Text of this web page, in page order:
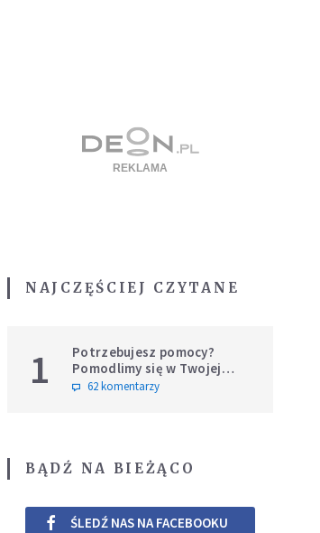
NAJCZĘŚCIEJ CZYTANE
1
Potrzebujesz pomocy?
Pomodlimy się w Twojej
intencji
62 komentarzy
BĄDŹ NA BIEŻĄCO
ŚLEDŹ NAS NA FACEBOOKU